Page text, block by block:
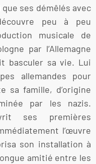
ses démêlés avec
peu à peu
musicale de
par l’Allemagne
basculer sa vie. Lui
allemandes pour
sa famille, d’origine
par les nazis.
ses premières
l’œuvre
son installation à
amitié entre les